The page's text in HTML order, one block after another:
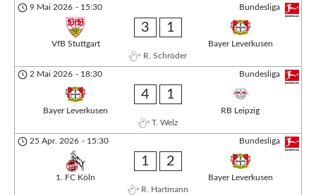
Bundesliga
9 Mai 2026 - 15:30
VfB Stuttgart
3 1
Bayer Leverkusen
R. Schröder
Bundesliga
2 Mai 2026 - 18:30
Bayer Leverkusen
4 1
RB Leipzig
T. Welz
Bundesliga
25 Apr. 2026 - 15:30
1. FC Köln
1 2
Bayer Leverkusen
R. Hartmann